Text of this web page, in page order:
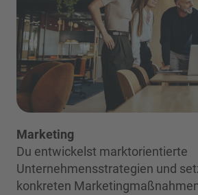
Marketing
Du entwickelst marktorientierte
Unternehmensstrategien und
konkreten